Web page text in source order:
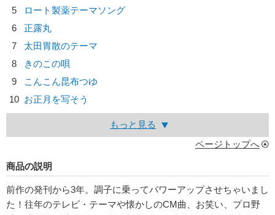
5
ロート製薬テーマソング
6
正露丸
7
太田胃散のテーマ
8
きのこの唄
9
こんこん昆布つゆ
10 お正月を写そう
もっと見る
ページトップへ
商品の説明
前作の発刊から3年。調子に乗ってパワーアップさせちゃいまし
た！往年のテレビ・テーマや懐かしのCM曲、お笑い、プロ野